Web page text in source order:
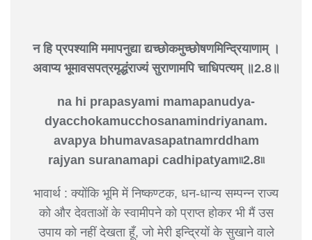
न हि प्रपश्यामि ममापनुद्याद्यच्छोकमुच्छोषणमिन्द्रियाणाम् ।
अवाप्य भूमावसपत्रमृद्धंराज्यं सुराणामपि चाधिपत्यम् ॥2.8॥
na hi prapasyami mamapanudya-
dyacchokamucchosanamindriyanam.
avapya bhumavasapatnamrddham
rajyan suranamapi cadhipatyam৷৷2.8৷৷
भावार्थ : क्योंकि भूमि में निष्कण्टक, धन-धान्य सम्पन्न राज्य
को और देवताओं के स्वामीपने को प्राप्त होकर भी मैं उस
उपाय को नहीं देखता हूँ, जो मेरी इन्द्रियों के सुखाने वाले